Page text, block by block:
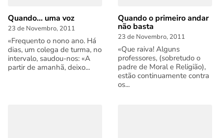
Quando... uma voz
23 de Novembro, 2011
«Frequento o nono ano. Há
dias, um colega de turma, no
intervalo, saudou-nos: «A
partir de amanhã, deixo...
Quando o primeiro andar
não basta
23 de Novembro, 2011
«Que raiva! Alguns
professores, (sobretudo o
padre de Moral e Religião),
estão continuamente contra
os...